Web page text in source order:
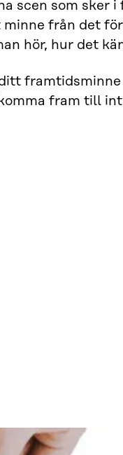
scen som sker
minne från det
hör, hur det
fram till